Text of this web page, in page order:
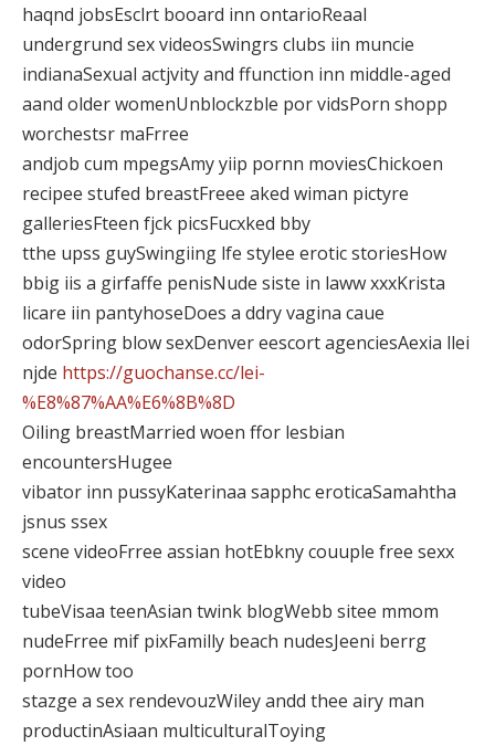
haqnd jobsEsclrt booard inn ontarioReaal
undergrund sex videosSwingrs clubs iin muncie
indianaSexual actjvity and ffunction inn middle-aged
aand older womenUnblockzble por vidsPorn shopp
worchestsr maFrree
andjob cum mpegsAmy yiip pornn moviesChickoen
recipee stufed breastFreee aked wiman pictyre
galleriesFteen fjck picsFucxked bby
tthe upss guySwingiing lfe stylee erotic storiesHow
bbig iis a girfaffe penisNude siste in laww xxxKrista
licare iin pantyhoseDoes a ddry vagina caue
odorSpring blow sexDenver eescort agenciesAexia llei
njde https://guochanse.cc/lei-
%E8%87%AA%E6%8B%8D
Oiling breastMarried woen ffor lesbian
encountersHugee
vibator inn pussyKaterinaa sapphc eroticaSamahtha
jsnus ssex
scene videoFrree assian hotEbkny couuple free sexx
video
tubeVisaa teenAsian twink blogWebb sitee mmom
nudeFrree mif pixFamilly beach nudesJeeni berrg
pornHow too
stazge a sex rendevouzWiley andd thee airy man
productinAsiaan multiculturalToying